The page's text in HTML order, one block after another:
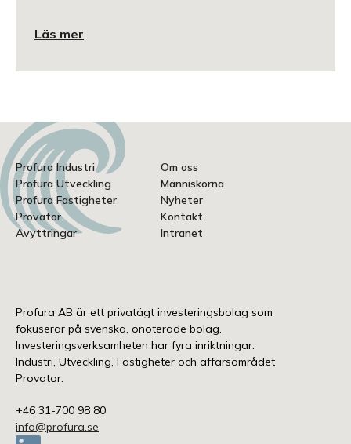
Läs mer
Profura AB är ett privatägt investeringsbolag som
fokuserar på svenska, onoterade bolag.
Investeringsverksamheten har fyra inriktningar:
Industri, Utveckling, Fastigheter och affärsområdet
Provator.
+46 31-700 98 80
info@profura.se
Profura Industri
Profura Utveckling
Profura Fastigheter
Provator
Avyttringar
Om oss
Människorna
Nyheter
Kontakt
Intranet